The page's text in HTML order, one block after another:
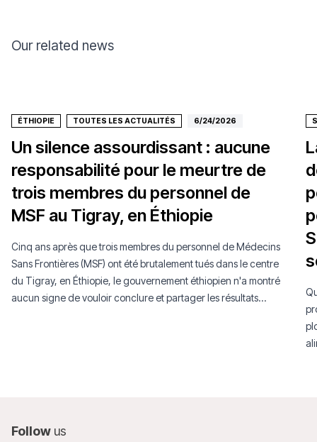
Our related news
ÉTHIOPIE TOUTES LES ACTUALITÉS 6/24/2026
Un silence assourdissant : aucune
responsabilité pour le meurtre de
trois membres du personnel de
MSF au Tigray, en Éthiopie
Cinq ans après que trois membres du personnel de Médecins
Sans Frontières (MSF) ont été brutalement tués dans le centre
du Tigray, en Éthiopie, le gouvernement éthiopien n'a montré
aucun signe de vouloir conclure et partager les résultats
Follow us